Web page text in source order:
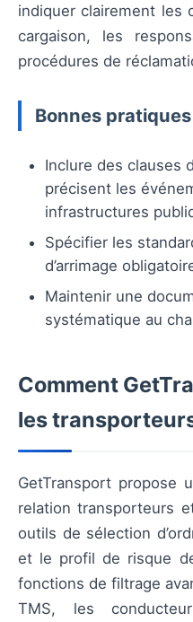
indiquer clairement les
cargaison, les
procédures de
Bonnes
Inclure des clauses
précisent les
infrastructures
Spécifier les
d’arrimage
Maintenir une
systématique au
Comment
les
GetTransport propose
relation transporteurs
outils de sélection
et le profil de risque
fonctions de filtrage
TMS, les